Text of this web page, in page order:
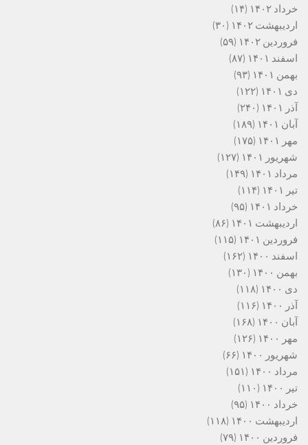
خرداد ۱۴۰۲
(۱۴)
اردیبهشت ۱۴۰۲
(۳۰)
فروردین ۱۴۰۲
(۵۹)
اسفند ۱۴۰۱
(۸۷)
بهمن ۱۴۰۱
(۹۳)
دی ۱۴۰۱
(۱۲۲)
آذر ۱۴۰۱
(۲۴۰)
آبان ۱۴۰۱
(۱۸۹)
مهر ۱۴۰۱
(۱۷۵)
شهریور ۱۴۰۱
(۱۲۷)
مرداد ۱۴۰۱
(۱۴۹)
تیر ۱۴۰۱
(۱۱۴)
خرداد ۱۴۰۱
(۹۵)
اردیبهشت ۱۴۰۱
(۸۶)
فروردین ۱۴۰۱
(۱۱۵)
اسفند ۱۴۰۰
(۱۶۲)
بهمن ۱۴۰۰
(۱۳۰)
دی ۱۴۰۰
(۱۱۸)
آذر ۱۴۰۰
(۱۱۶)
آبان ۱۴۰۰
(۱۶۸)
مهر ۱۴۰۰
(۱۲۶)
شهریور ۱۴۰۰
(۶۶)
مرداد ۱۴۰۰
(۱۵۱)
تیر ۱۴۰۰
(۱۱۰)
خرداد ۱۴۰۰
(۹۵)
اردیبهشت ۱۴۰۰
(۱۱۸)
فروردین ۱۴۰۰
(۷۹)